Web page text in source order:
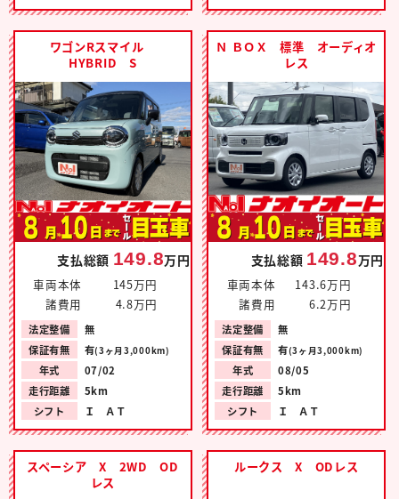
ワゴンRスマイル
HYBRID S
支払総額 149.8万円
車両本体
145万円
諸費用
4.8万円
法定整備
無
保証有無
有(3ヶ月3,000km)
年式
07/02
走行距離
5km
シフト
Ｉ ＡＴ
Ｎ ＢＯＸ 標準 オーディオ
レス
支払総額 149.8万円
車両本体
143.6万円
諸費用
6.2万円
法定整備
無
保証有無
有(3ヶ月3,000km)
年式
08/05
走行距離
5km
シフト
Ｉ ＡＴ
スペーシア X 2WD OD
レス
ルークス X ODレス